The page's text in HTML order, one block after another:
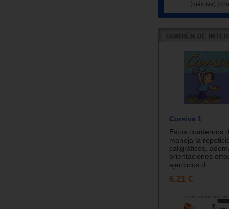
(más iva)
Cursiva 1
Estos cuadernos
maneja la
caligráficos,
orientaciones
ejercicios d...
6.21 €